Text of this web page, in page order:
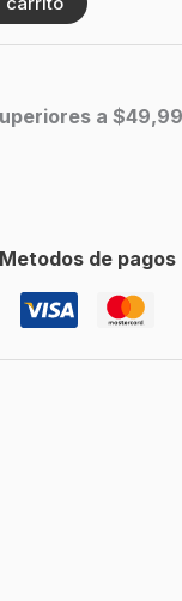
a
Metodos de pagos